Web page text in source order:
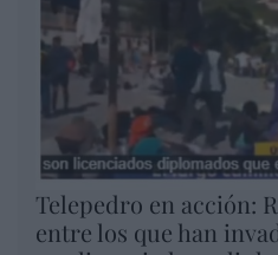
Telepedro en acción:
entre los que han